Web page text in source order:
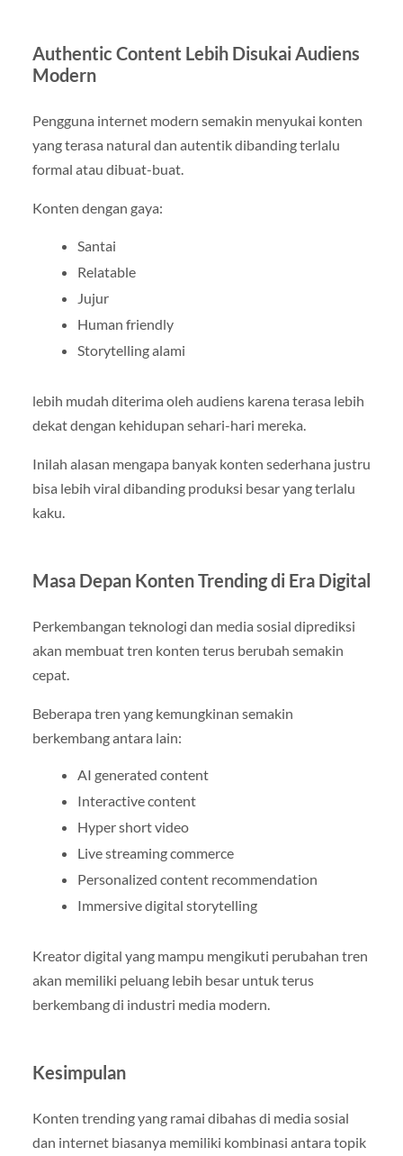
Authentic Content Lebih Disukai Audiens
Modern
Pengguna internet modern semakin menyukai konten
yang terasa natural dan autentik dibanding terlalu
formal atau dibuat-buat.
Konten dengan gaya:
Santai
Relatable
Jujur
Human friendly
Storytelling alami
lebih mudah diterima oleh audiens karena terasa lebih
dekat dengan kehidupan sehari-hari mereka.
Inilah alasan mengapa banyak konten sederhana justru
bisa lebih viral dibanding produksi besar yang terlalu
kaku.
Masa Depan Konten Trending di Era Digital
Perkembangan teknologi dan media sosial diprediksi
akan membuat tren konten terus berubah semakin
cepat.
Beberapa tren yang kemungkinan semakin
berkembang antara lain:
AI generated content
Interactive content
Hyper short video
Live streaming commerce
Personalized content recommendation
Immersive digital storytelling
Kreator digital yang mampu mengikuti perubahan tren
akan memiliki peluang lebih besar untuk terus
berkembang di industri media modern.
Kesimpulan
Konten trending yang ramai dibahas di media sosial
dan internet biasanya memiliki kombinasi antara topik